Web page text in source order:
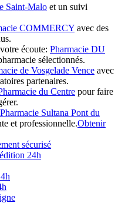
Saint-Malo et un suivi
COMMERCY avec des
écoute: Pharmacie DU
sélectionnés.
de Vosgelade Vence avec
partenaires.
du Centre pour faire
Pharmacie Sultana Pont du
et professionnelle.Obtenir
sécurisé
24h